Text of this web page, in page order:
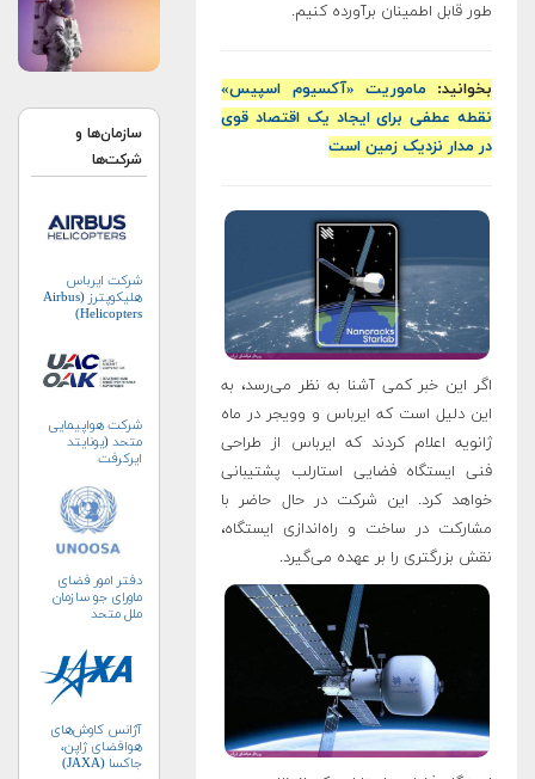
طور قابل اطمینان برآورده کنیم.
بخوانید:ماموریت «آکسیوم اسپیس»
نقطه عطفی برای ایجاد یک اقتصاد قوی
در مدار نزدیک زمین است
اگر این خبر کمی آشنا به نظر می‌رسد، به
این دلیل است که ایرباس و وویجر در ماه
ژانویه اعلام کردند که ایرباس از طراحی
فنی ایستگاه فضایی استارلب پشتیبانی
خواهد کرد. این شرکت در حال حاضر با
مشارکت در ساخت و راه‌اندازی ایستگاه،
نقش بزرگتری را بر عهده می‌گیرد.
سازمان‌ها و
شرکت‌ها
شرکت ایرباس
هلیکوپترز (Airbus
Helicopters)
شرکت هواپیمایی
متحد (یونایتد
ایرکرفت
دفتر امور فضای
ماورای جو سازمان
ملل متحد
آژانس کاوش‌های
هوافضای ژاپن،
جاکسا (JAXA)